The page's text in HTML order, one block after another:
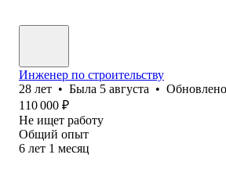
Инженер по строительству
28 лет • Была 5 августа • Обновлено
110 000 ₽
Не ищет работу
Общий опыт
6 лет 1 месяц